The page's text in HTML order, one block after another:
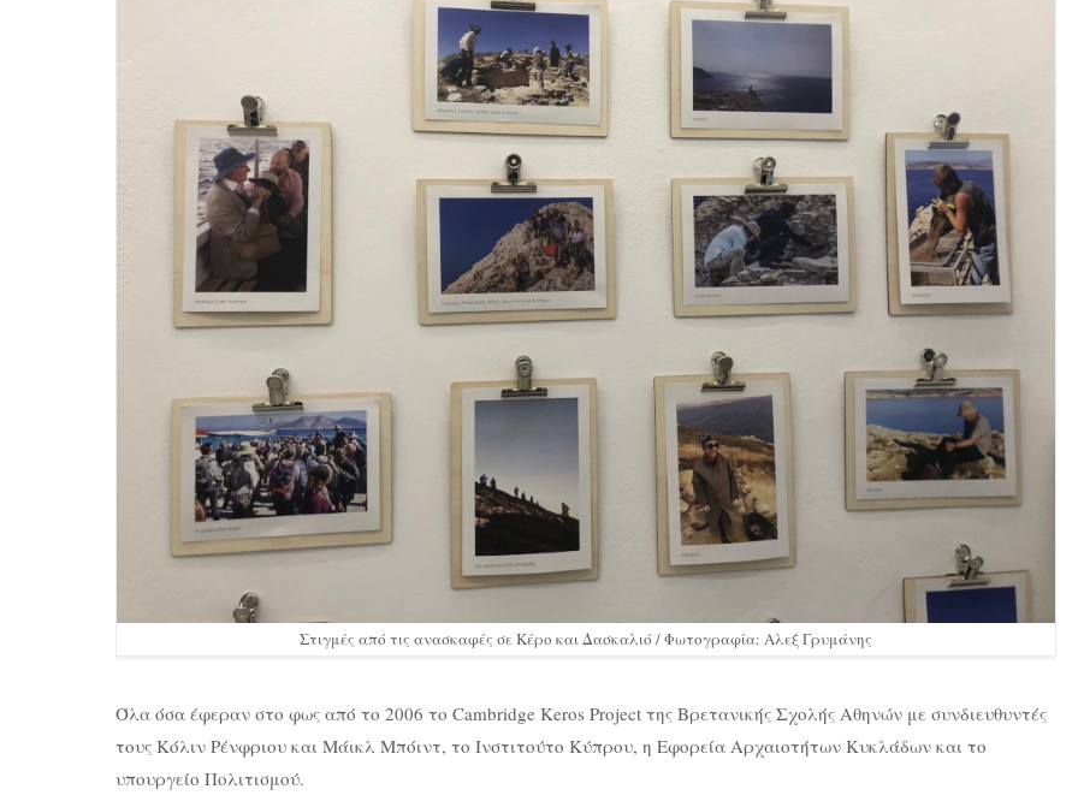
Στιγμές από τις ανασκαφές σε Κέρο και Δασκαλιό / Φωτογραφία: Αλεξ Γρυμάνης
Όλα όσα έφεραν στο φως από το 2006 το Cambridge Keros Project της Βρετανικής Σχολής Αθηνών με συνδιευθυντές
τους Κόλιν Ρένφριου και Μάικλ Μπόιντ, το Ινστιτούτο Κύπρου, η Εφορεία Αρχαιοτήτων Κυκλάδων και το
υπουργείο Πολιτισμού.